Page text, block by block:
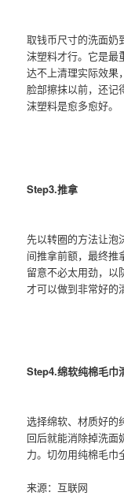
取钱币尺寸的洗面奶
沫塑料才行。它是最
达不上清理实际效果
脸部擦抹以前，还记
沫塑料是愈多愈好。
Step3.推拿
先以转圈的方法让泡
间推拿前额，最终推
留意不必太用劲，以
才可以做到非常好的
Step4.绵软纯棉毛巾
选择绵软、材质好的
回后就能消除掉洗面
力。切勿用纯棉毛巾
来源：互联网